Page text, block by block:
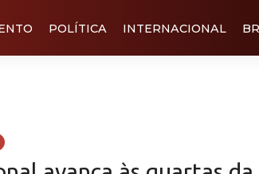
POLÍTICA INTERNACIONAL